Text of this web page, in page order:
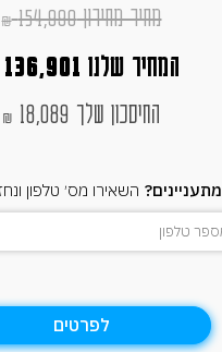
מחיר מחירון 154,990 ₪
המחיר שלנו 136,901
החיסכון שלך 18,089 ₪
מתעניינים? השאירו מס׳ טלפון
לפרטים